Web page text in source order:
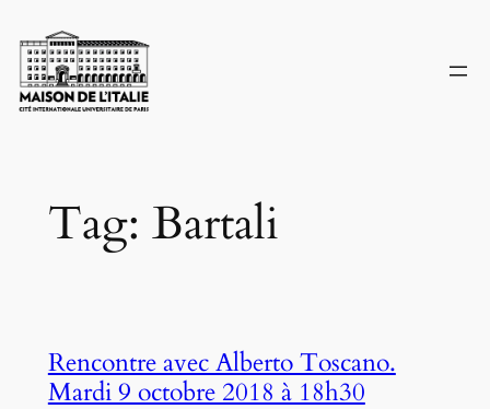
to
content
Tag: Bartali
Rencontre avec Alberto Toscano.
Mardi 9 octobre 2018 à 18h30